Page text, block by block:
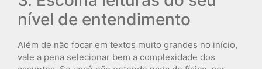
nível de entendimento
Além de não focar em textos muito grandes no início,
vale a pena selecionar bem a complexidade dos